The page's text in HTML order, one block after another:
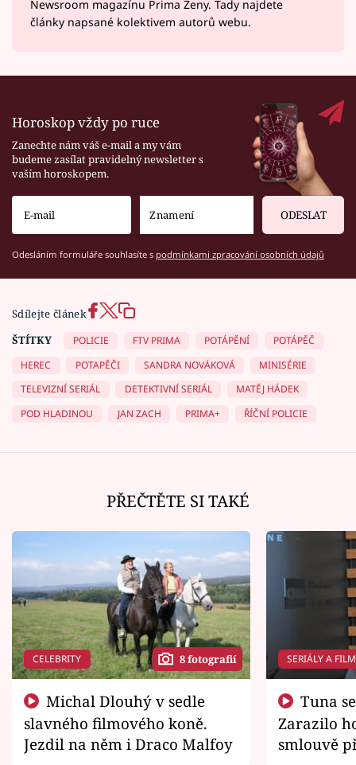
Newsroom magazínu Prima Ženy. Tady najdete
články napsané kolektivem autorů webu.
Horoskop vždy po ruce
Zanechte nám váš e-mail a my vám
budeme zasílat pravidelný newsletter s
vaším horoskopem.
ODESLAT
Odesláním formuláře souhlasíte s podmínkami zpracování osobních údajů
Sdílejte článek
ŠTÍTKY
POLICIE FTV PRIMA POTÁPĚNÍ
POTÁPĚČ
HEREC
POTAPĚČI SANDRA NOVÁKOVÁ
MINISÉRIE
TELEVIZNÍ SERIÁL
DETEKTIVNÍ SERIÁL
MATĚJ HÁDEK
POD HLADINOU
JAN ZACH PRIMA+ ŘÍČNÍ POLICIE
PŘEČTĚTE SI TAKÉ
CELEBRITY 8 fotografií
slavného filmového koně.
Jezdil na něm i Draco Malfoy
SERIÁLY A
Zarazilo
smlouvě